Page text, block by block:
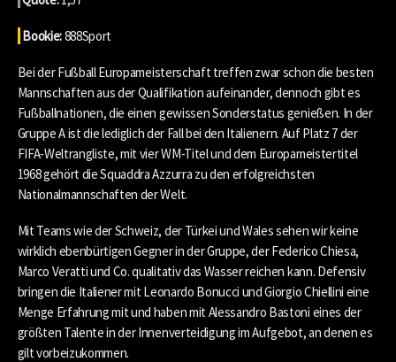
Bookie:888Sport
Bei der Fußball Europameisterschaft treffen zwar schon die besten
Mannschaften aus der Qualifikation aufeinander, dennoch gibt es
Fußballnationen, die einen gewissen Sonderstatus genießen. In der
Gruppe A ist die lediglich der Fall bei den Italienern. Auf Platz 7 der
FIFA-Weltrangliste, mit vier WM-Titel und dem Europameistertitel
1968 gehört die Squaddra Azzurra zu den erfolgreichsten
Nationalmannschaften der Welt.
Mit Teams wie der Schweiz, der Türkei und Wales sehen wir keine
wirklich ebenbürtigen Gegner in der Gruppe, der Federico Chiesa,
Marco Veratti und Co. qualitativ das Wasser reichen kann. Defensiv
bringen die Italiener mit Leonardo Bonucci und Giorgio Chiellini eine
Menge Erfahrung mit und haben mit Alessandro Bastoni eines der
größten Talente in der Innenverteidigung im Aufgebot, an denen es
gilt vorbeizukommen.